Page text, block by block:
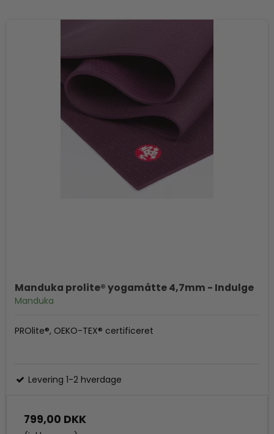
Manduka prolite® yogamåtte 4,7mm - Indulge
Manduka
PROlite®, OEKO-TEX® certificeret
Levering 1-2 hverdage
799,00 DKK